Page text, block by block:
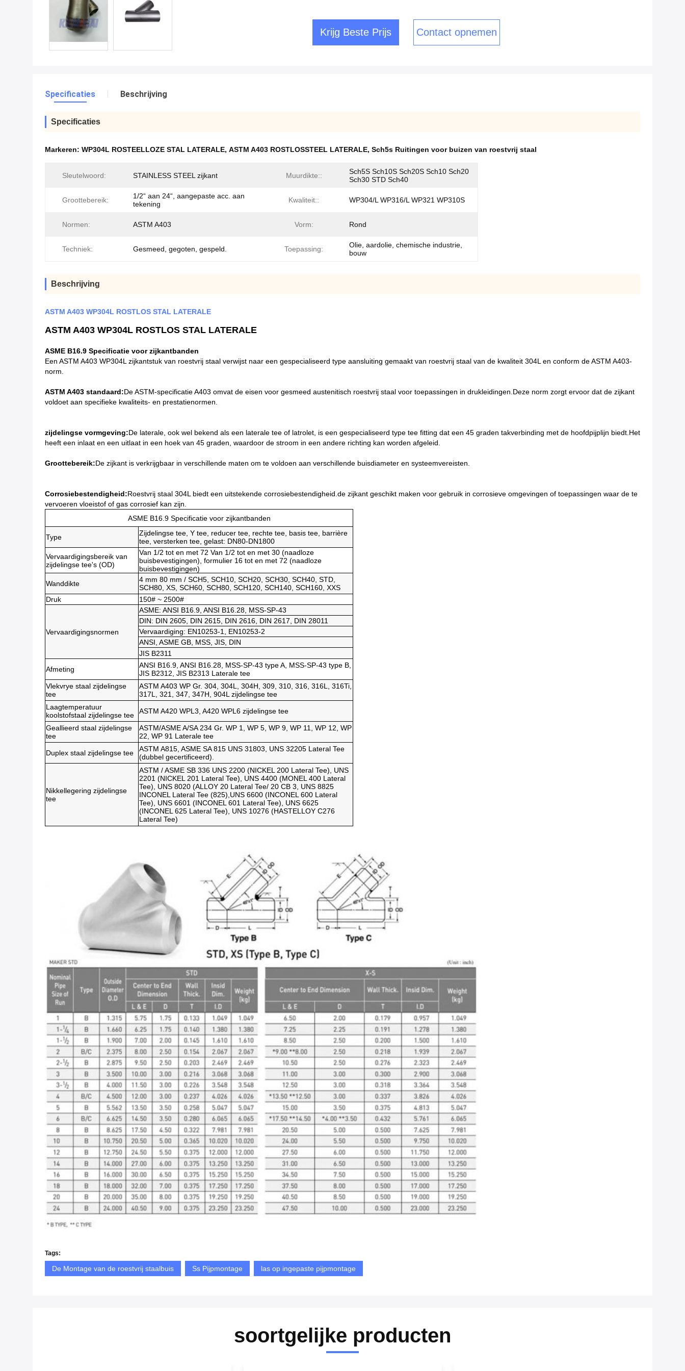
Krijg Beste Prijs Contact opnemen
Specificaties Beschrijving
Specificaties
Markeren: WP304L ROSTEELLOZE STAL LATERALE, ASTM A403 ROSTLOSSTEEL LATERALE, Sch5s Ruitingen voor buizen van roestvrij staal
Sleutelwoord: STAINLESS STEEL zijkant Muurdikte::
Sch5S Sch10S Sch20S Sch10 Sch20
Sch30 STD Sch40
Groottebereik:
1/2“ aan 24“, aangepaste acc. aan
tekening
Kwaliteit:: WP304/L WP316/L WP321 WP310S
Normen: ASTM A403 Vorm: Rond
Techniek: Gesmeed, gegoten, gespeld. Toepassing:
Olie, aardolie, chemische industrie,
bouw
Beschrijving
ASTM A403 WP304L ROSTLOS STAL LATERALE
ASTM A403 WP304L ROSTLOS STAL LATERALE
ASME B16.9 Specificatie voor zijkantbanden
Een ASTM A403 WP304L zijkantstuk van roestvrij staal verwijst naar een gespecialiseerd type aansluiting gemaakt van roestvrij staal van de kwaliteit 304L en conform de ASTM A403-
norm.
ASTM A403 standaard:De ASTM-specificatie A403 omvat de eisen voor gesmeed austenitisch roestvrij staal voor toepassingen in drukleidingen.Deze norm zorgt ervoor dat de zijkant
voldoet aan specifieke kwaliteits- en prestatienormen.
zijdelingse vormgeving:De laterale, ook wel bekend als een laterale tee of latrolet, is een gespecialiseerd type tee fitting dat een 45 graden takverbinding met de hoofdpijplijn biedt.Het
heeft een inlaat en een uitlaat in een hoek van 45 graden, waardoor de stroom in een andere richting kan worden afgeleid.
Groottebereik:De zijkant is verkrijgbaar in verschillende maten om te voldoen aan verschillende buisdiameter en systeemvereisten.
Corrosiebestendigheid:Roestvrij staal 304L biedt een uitstekende corrosiebestendigheid.de zijkant geschikt maken voor gebruik in corrosieve omgevingen of toepassingen waar de te
vervoeren vloeistof of gas corrosief kan zijn.
ASME B16.9 Specificatie voor zijkantbanden
Type
Zijdelingse tee, Y tee, reducer tee, rechte tee, basis tee, barrière
tee, versterken tee, gelast: DN80-DN1800
Vervaardigingsbereik van
zijdelingse tee's (OD)
Van 1/2 tot en met 72 Van 1/2 tot en met 30 (naadloze
buisbevestigingen), formulier 16 tot en met 72 (naadloze
buisbevestigingen)
Wanddikte
4 mm 80 mm / SCH5, SCH10, SCH20, SCH30, SCH40, STD,
SCH80, XS, SCH60, SCH80, SCH120, SCH140, SCH160, XXS
Druk
150# ~ 2500#
Vervaardigingsnormen
ASME: ANSI B16.9, ANSI B16.28, MSS-SP-43
DIN: DIN 2605, DIN 2615, DIN 2616, DIN 2617, DIN 28011
Vervaardiging: EN10253-1, EN10253-2
ANSI, ASME GB, MSS, JIS, DIN
JIS B2311
Afmeting
ANSI B16.9, ANSI B16.28, MSS-SP-43 type A, MSS-SP-43 type B,
JIS B2312, JIS B2313 Laterale tee
Vlekvrye staal zijdelingse
tee
ASTM A403 WP Gr. 304, 304L, 304H, 309, 310, 316, 316L, 316Ti,
317L, 321, 347, 347H, 904L zijdelingse tee
Laagtemperatuur
koolstofstaal zijdelingse tee
ASTM A420 WPL3, A420 WPL6 zijdelingse tee
Geallieerd staal zijdelingse
tee
ASTM/ASME A/SA 234 Gr. WP 1, WP 5, WP 9, WP 11, WP 12, WP
22, WP 91 Laterale tee
Duplex staal zijdelingse tee
ASTM A815, ASME SA 815 UNS 31803, UNS 32205 Lateral Tee
(dubbel gecertificeerd).
Nikkellegering zijdelingse
tee
ASTM / ASME SB 336 UNS 2200 (NICKEL 200 Lateral Tee), UNS
2201 (NICKEL 201 Lateral Tee), UNS 4400 (MONEL 400 Lateral
Tee), UNS 8020 (ALLOY 20 Lateral Tee/ 20 CB 3, UNS 8825
INCONEL Lateral Tee (825),UNS 6600 (INCONEL 600 Lateral
Tee), UNS 6601 (INCONEL 601 Lateral Tee), UNS 6625
(INCONEL 625 Lateral Tee), UNS 10276 (HASTELLOY C276
Lateral Tee)
Tags:
De Montage van de roestvrij staalbuis Ss Pijpmontage las op ingepaste pijpmontage
soortgelijke producten